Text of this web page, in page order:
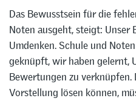
Das Bewusstsein für die
Noten ausgeht, steigt: Unser
Umdenken. Schule und
geknüpft, wir haben gelernt,
Bewertungen zu
Vorstellung lösen können,